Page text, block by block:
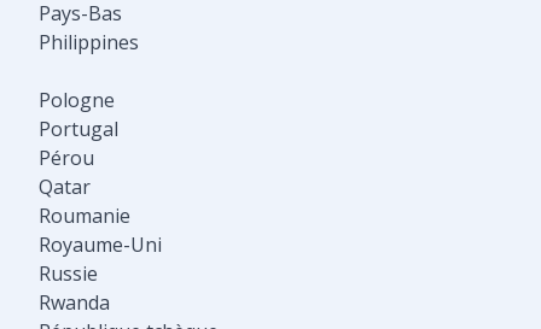
Pays-Bas
Philippines
Pologne
Portugal
Pérou
Qatar
Roumanie
Royaume-Uni
Russie
Rwanda